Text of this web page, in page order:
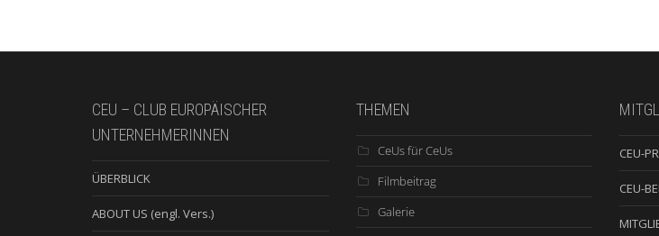
CEU – CLUB EUROPÄISCHER
UNTERNEHMERINNEN
ÜBERBLICK
ABOUT US (engl. Vers.)
THEMEN
CeUs für CeUs
Filmbeitrag
Galerie
CEU-
CEU-